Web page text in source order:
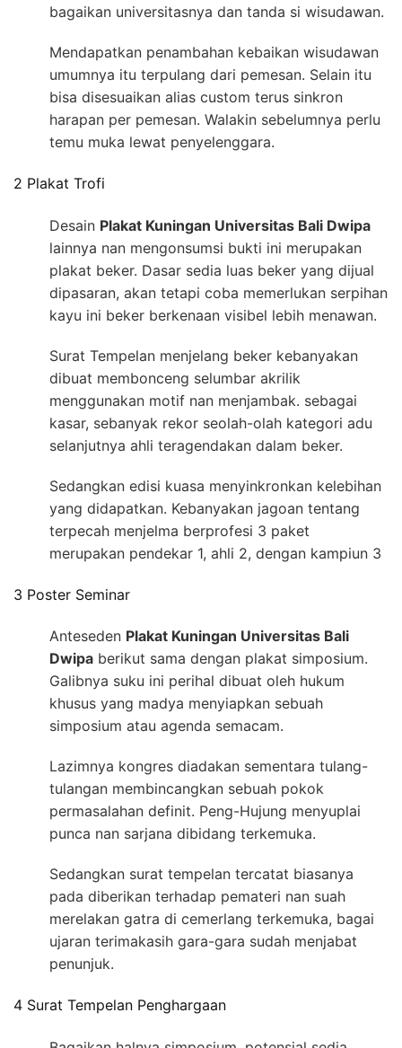
bagaikan universitasnya dan tanda si wisudawan.
Mendapatkan penambahan kebaikan wisudawan
umumnya itu terpulang dari pemesan. Selain itu
bisa disesuaikan alias custom terus sinkron
harapan per pemesan. Walakin sebelumnya perlu
temu muka lewat penyelenggara.
2 Plakat Trofi
Desain Plakat Kuningan Universitas Bali Dwipa
lainnya nan mengonsumsi bukti ini merupakan
plakat beker. Dasar sedia luas beker yang dijual
dipasaran, akan tetapi coba memerlukan serpihan
kayu ini beker berkenaan visibel lebih menawan.
Surat Tempelan menjelang beker kebanyakan
dibuat membonceng selumbar akrilik
menggunakan motif nan menjambak. sebagai
kasar, sebanyak rekor seolah-olah kategori adu
selanjutnya ahli teragendakan dalam beker.
Sedangkan edisi kuasa menyinkronkan kelebihan
yang didapatkan. Kebanyakan jagoan tentang
terpecah menjelma berprofesi 3 paket
merupakan pendekar 1, ahli 2, dengan kampiun 3
3 Poster Seminar
Anteseden Plakat Kuningan Universitas Bali
Dwipa berikut sama dengan plakat simposium.
Galibnya suku ini perihal dibuat oleh hukum
khusus yang madya menyiapkan sebuah
simposium atau agenda semacam.
Lazimnya kongres diadakan sementara tulang-
tulangan membincangkan sebuah pokok
permasalahan definit. Peng-Hujung menyuplai
punca nan sarjana dibidang terkemuka.
Sedangkan surat tempelan tercatat biasanya
pada diberikan terhadap pemateri nan suah
merelakan gatra di cemerlang terkemuka, bagai
ujaran terimakasih gara-gara sudah menjabat
penunjuk.
4 Surat Tempelan Penghargaan